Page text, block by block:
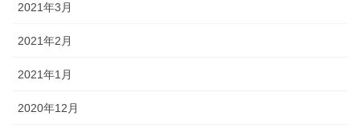
2021年3月
2021年2月
2021年1月
2020年12月